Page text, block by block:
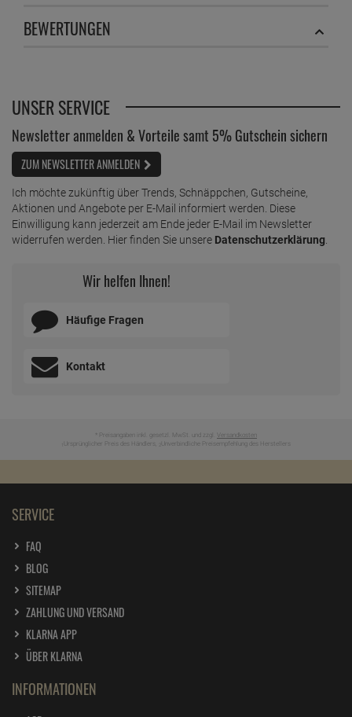
BEWERTUNGEN
UNSER SERVICE
Newsletter anmelden & Vorteile samt 5% Gutschein sichern
ZUM NEWSLETTER ANMELDEN
Ich möchte zukünftig über Trends, Schnäppchen, Gutscheine,
Aktionen und Angebote per E-Mail informiert werden. Diese
Einwilligung kann jederzeit am Ende jeder E-Mail im Newsletter
widerrufen werden. Hier finden Sie unsere Datenschutzerklärung
Wir helfen Ihnen!
Häufige Fragen
Kontakt
* Preisangaben inkl. gesetzl. MwSt. und zzgl. Versandkosten
Ursprünglicher Preis des Händlers, Unverbindliche Preisempfehlung des Herstellers
SERVICE
FAQ
BLOG
SITEMAP
ZAHLUNG UND VERSAND
KLARNA APP
ÜBER KLARNA
INFORMATIONEN